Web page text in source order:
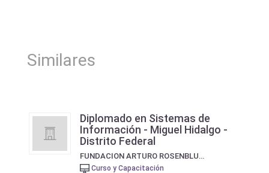
Similares
Diplomado en Sistemas de
Información - Miguel Hidalgo -
Distrito Federal
FUNDACION ARTURO ROSENBLUETH
Curso y Capacitación